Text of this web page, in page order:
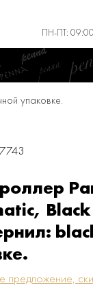
ПН-ПТ:
упаковке.
Black
предложение,